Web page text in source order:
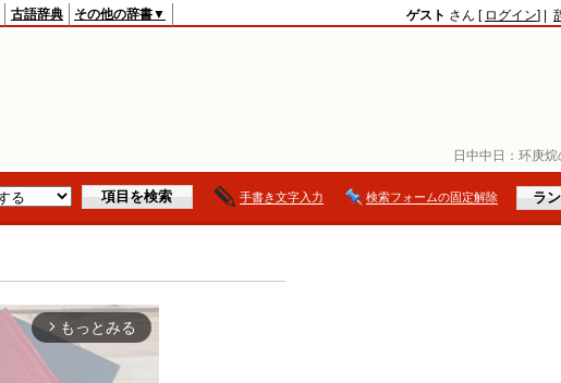
日中中日： 环庚烷
古語辞典 その他の辞書▼ ゲスト さん [ ログイン] |
手書き文字入力 検索フォームの固定解除
arrow_forward_ios もっとみる